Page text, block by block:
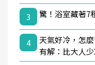
3
驚！浴室藏著7
4
天氣好冷，怎
有解：比大人少